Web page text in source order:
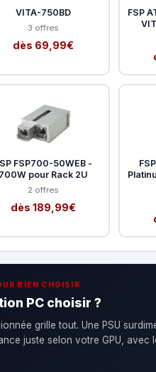
VITA-750BD
3 offres
dès 69,99€
FSP
FSP700-50WEB -
700W pour Rack 2U
2 offres
dès 189,99€
BIEN CHOISIR
PC choisir ?
grille tout. Une PSU
juste selon votre GPU,